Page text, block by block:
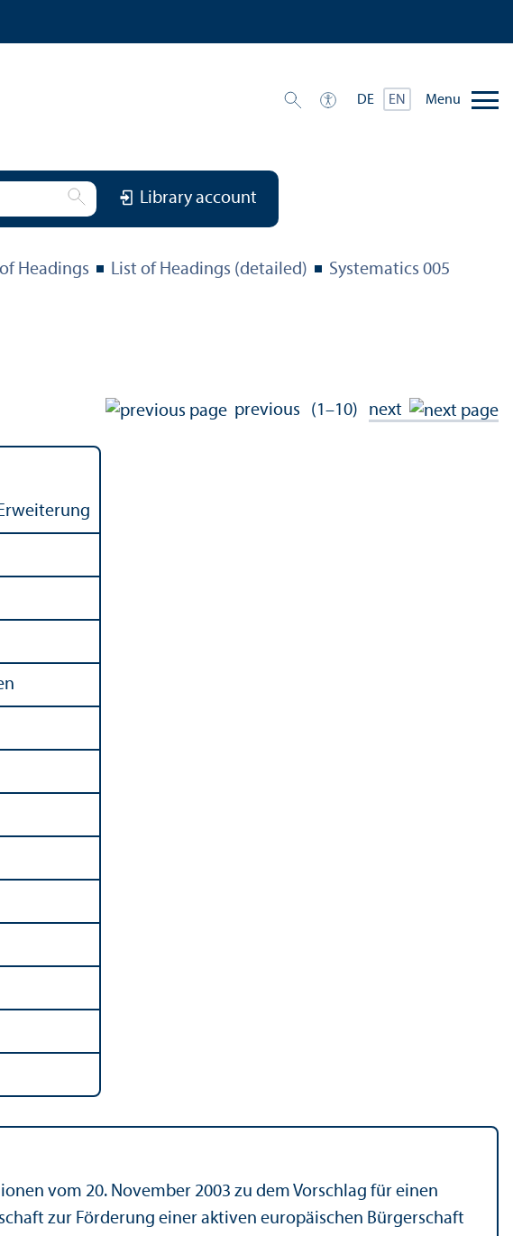
DE EN Menu
Library account
Headings List of Headings (detailed) Systematics 005
previous (1–10) next
vom 20. November 2003 zu dem Vorschlag für einen
zur Förderung einer aktiven europäischen Bürgerschaft